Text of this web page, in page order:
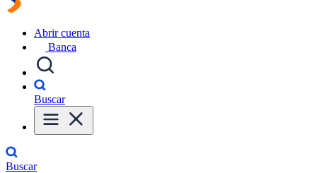
Abrir cuenta
Banca
Buscar
Buscar